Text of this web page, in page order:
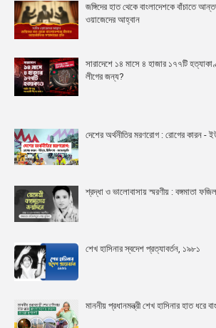
জঙ্গিদের হাত থেকে বাংলাদেশকে বাঁচাতে
ওয়াজেদের আহ্বান
সারাদেশে ১৪ মাসে ৪ হাজার ১৭৭টি
লীগের জন্য?
দেশের অর্থনীতির মরণরোগ : রোগের কারন -
শ্রদ্ধা ও ভালোবাসায় স্মরণীয় : বঙ্গমাতা
শেখ হাসিনার স্বদেশ প্রত্যাবর্তন, ১৯৮১
মাননীয় প্রধানমন্ত্রী শেখ হাসিনার হাত ধরে